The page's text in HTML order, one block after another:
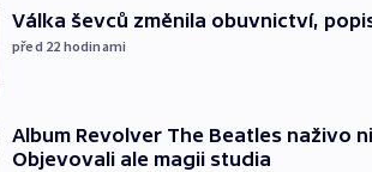
Válka ševců změnila obuvnictví,
před 22 hodinami
Album Revolver The Beatles naživo
Objevovali ale magii studia